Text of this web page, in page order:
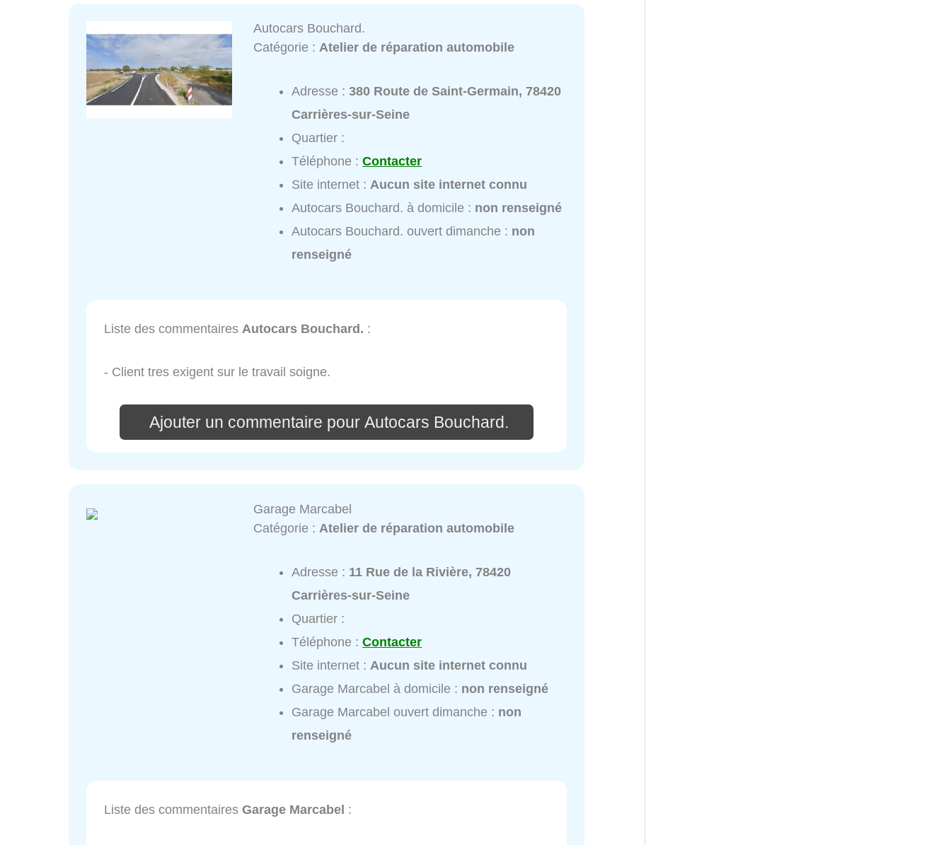
Autocars Bouchard.
Catégorie : Atelier de réparation automobile
Adresse :380 Route de Saint-Germain, 78420
Carrières-sur-Seine
Quartier :
Téléphone :Contacter
Site internet : Aucun site internet connu
Autocars Bouchard. à domicile : non renseigné
Autocars Bouchard. ouvert dimanche : non
renseigné
Liste des commentaires Autocars Bouchard. :
- Client tres exigent sur le travail soigne.
Ajouter un commentaire pour Autocars Bouchard.
Garage Marcabel
Catégorie :Atelier de réparation automobile
Adresse : 11 Rue de la Rivière, 78420
Carrières-sur-Seine
Quartier :
Téléphone :Contacter
Site internet : Aucun site internet connu
Garage Marcabel à domicile : non renseigné
Garage Marcabel ouvert dimanche : non
renseigné
Liste des commentaires Garage Marcabel :